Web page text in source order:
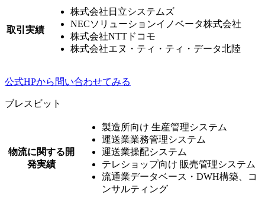
取引実績
株式会社日立システムズ
NECソリューションイノベータ株式会社
株式会社NTTドコモ
株式会社エヌ・ティ・ティ・データ北陸
公式HPから問い合わせてみる
ブレスビット
物流に関する開
発実績
製造所向け 生産管理システム
運送業業務管理システム
運送業操配システム
テレショップ向け 販売管理システム
流通業データベース・DWH構築、コ
ンサルティング